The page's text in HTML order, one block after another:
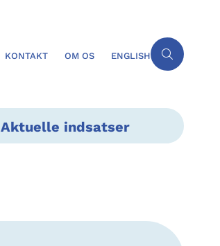
KONTAKT OM OS ENGLISH
Aktuelle indsatser